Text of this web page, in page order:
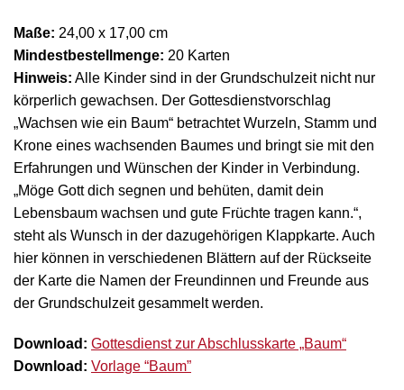
Maße: 24,00 x 17,00 cm
Mindestbestellmenge: 20 Karten
Hinweis: Alle Kinder sind in der Grundschulzeit nicht nur
körperlich gewachsen. Der Gottesdienstvorschlag
„Wachsen wie ein Baum“ betrachtet Wurzeln, Stamm und
Krone eines wachsenden Baumes und bringt sie mit den
Erfahrungen und Wünschen der Kinder in Verbindung.
„Möge Gott dich segnen und behüten, damit dein
Lebensbaum wachsen und gute Früchte tragen kann.“,
steht als Wunsch in der dazugehörigen Klappkarte. Auch
hier können in verschiedenen Blättern auf der Rückseite
der Karte die Namen der Freundinnen und Freunde aus
der Grundschulzeit gesammelt werden.
Download: Gottesdienst zur Abschlusskarte „Baum“
Download: Vorlage “Baum”